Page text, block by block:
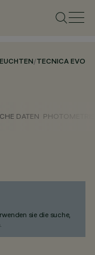
/TECNICA EVO
DATEN
sie die suche,